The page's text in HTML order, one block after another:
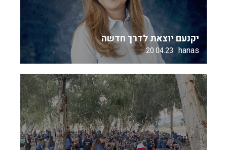
יקנעם יוצאת לדרך חדשה
hanas
20.04.23